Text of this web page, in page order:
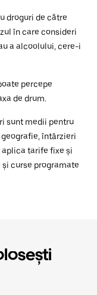
droguri de către
în care consideri
a alcoolului, cere-i
percepe
de drum.
sunt medii pentru
întârzieri
tarife fixe și
curse programate